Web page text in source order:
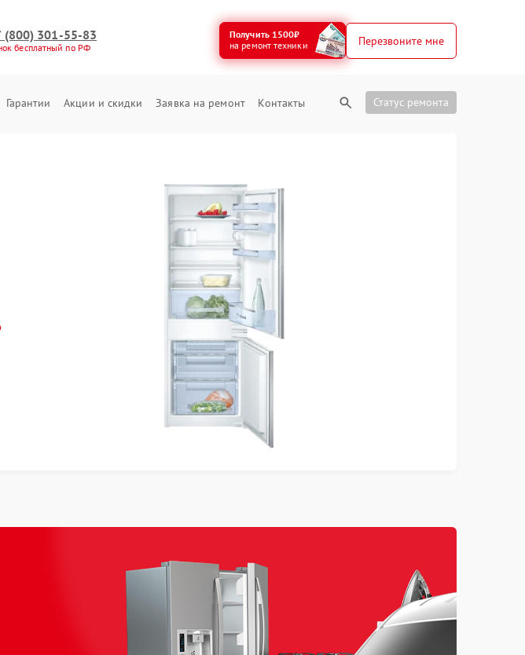
(800) 301-55-83
бесплатный по РФ
Получить 1500₽
на ремонт техники
Перезвоните мне
Гарантии Акции и скидки Заявка на ремонт Контакты Статус ремонта